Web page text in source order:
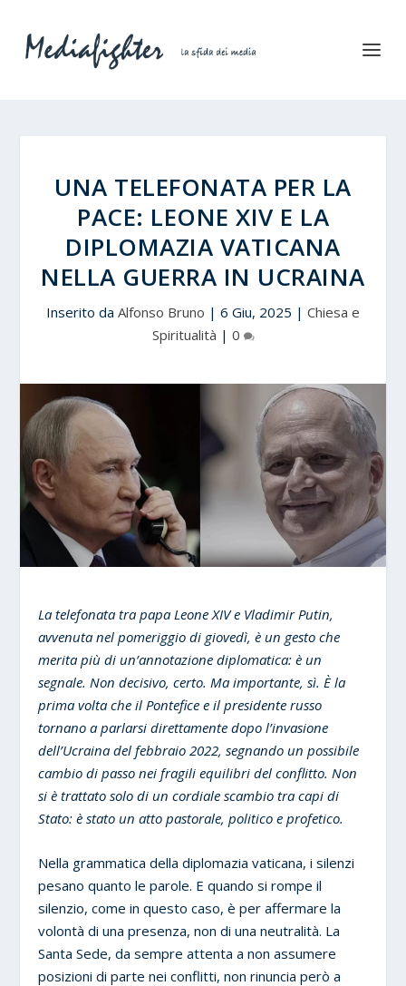
UNA TELEFONATA PER LA
PACE: LEONE XIV E LA
DIPLOMAZIA VATICANA
NELLA GUERRA IN UCRAINA
Inserito da Alfonso Bruno | 6 Giu, 2025 | Chiesa e
Spiritualità | 0
La telefonata tra papa Leone XIV e Vladimir Putin,
avvenuta nel pomeriggio di giovedì, è un gesto che
merita più di un’annotazione diplomatica: è un
segnale. Non decisivo, certo. Ma importante, sì. È la
prima volta che il Pontefice e il presidente russo
tornano a parlarsi direttamente dopo l’invasione
dell’Ucraina del febbraio 2022, segnando un possibile
cambio di passo nei fragili equilibri del conflitto. Non
si è trattato solo di un cordiale scambio tra capi di
Stato: è stato un atto pastorale, politico e profetico.
Nella grammatica della diplomazia vaticana, i silenzi
pesano quanto le parole. E quando si rompe il
silenzio, come in questo caso, è per affermare la
volontà di una presenza, non di una neutralità. La
Santa Sede, da sempre attenta a non assumere
posizioni di parte nei conflitti, non rinuncia però a